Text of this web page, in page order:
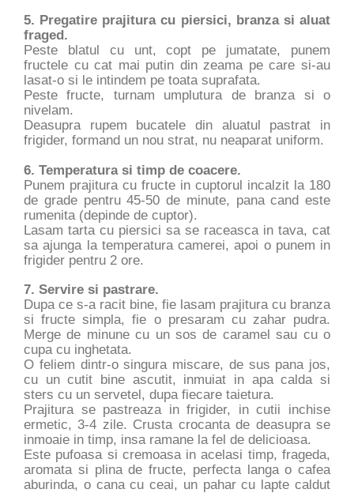
5. Pregatire prajitura cu piersici, branza si aluat
fraged.
Peste blatul cu unt, copt pe jumatate, punem
fructele cu cat mai putin din zeama pe care si-au
lasat-o si le intindem pe toata suprafata.
Peste fructe, turnam umplutura de branza si o
nivelam.
Deasupra rupem bucatele din aluatul pastrat in
frigider, formand un nou strat, nu neaparat uniform.
6. Temperatura si timp de coacere.
Punem prajitura cu fructe in cuptorul incalzit la 180
de grade pentru 45-50 de minute, pana cand este
rumenita (depinde de cuptor).
Lasam tarta cu piersici sa se raceasca in tava, cat
sa ajunga la temperatura camerei, apoi o punem in
frigider pentru 2 ore.
7. Servire si pastrare.
Dupa ce s-a racit bine, fie lasam prajitura cu branza
si fructe simpla, fie o presaram cu zahar pudra.
Merge de minune cu un sos de caramel sau cu o
cupa cu inghetata.
O feliem dintr-o singura miscare, de sus pana jos,
cu un cutit bine ascutit, inmuiat in apa calda si
sters cu un servetel, dupa fiecare taietura.
Prajitura se pastreaza in frigider, in cutii inchise
ermetic, 3-4 zile. Crusta crocanta de deasupra se
inmoaie in timp, insa ramane la fel de delicioasa.
Este pufoasa si cremoasa in acelasi timp, frageda,
aromata si plina de fructe, perfecta langa o cafea
aburinda, o cana cu ceai, un pahar cu lapte caldut